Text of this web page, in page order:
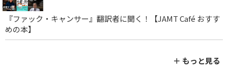
『ファック・キャンサー』翻訳者に聞く！【JAMT Café おすす
めの本】
＋ もっと見る